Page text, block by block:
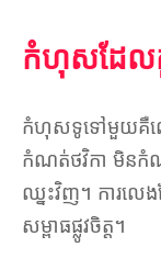
កំហុសដែល
កំហុសទូទៅមួយគឺលេ
កំណត់ថវិកា មិនកំ
ឈ្នះវិញ។ ការលេង
សម្ពាធផ្លូវចិត្ត។